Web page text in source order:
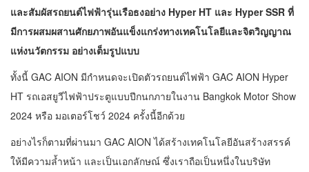
และสัมผัสรถยนต์ไฟฟ้ารุ่นเรือธงอย่าง Hyper HT และ Hyper SSR ที่
มีการผสมผสานศักยภาพอันแข็งแกร่งทางเทคโนโลยีและจิตวิญญาณ
แห่งนวัตกรรม อย่างเต็มรูปแบบ
ทั้งนี้ GAC AION มีกำหนดจะเปิดตัวรถยนต์ไฟฟ้า GAC AION Hyper
HT รถเอสยูวีไฟฟ้าประตูแบบปีกนกภายในงาน Bangkok Motor Show
2024 หรือ มอเตอร์โชว์ 2024 ครั้งนี้อีกด้วย
อย่างไรก็ตามที่ผ่านมา GAC AION ได้สร้างเทคโนโลยีอันสร้างสรรค์
ให้มีความล้ำหน้า และเป็นเอกลักษณ์ ซึ่งเราถือเป็นหนึ่งในบริษัท